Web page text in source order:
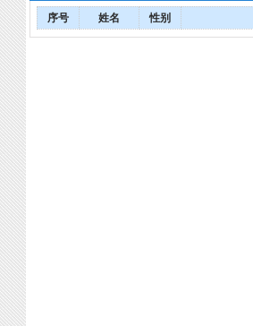
序号 姓名 性别